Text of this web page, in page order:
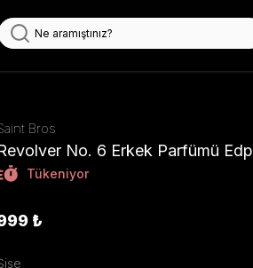
Bros
No. 6 Erkek Parfümü Edp
Tükeniyor
₺